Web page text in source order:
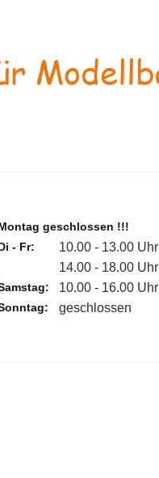
geschlossen !!!
- Fr:
10.00 - 13.00 Uhr
14.00 - 18.00 Uhr
10.00 - 16.00 Uhr
geschlossen